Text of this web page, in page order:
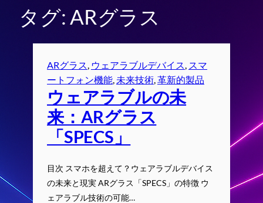
タグ:ARグラス
ARグラス ウェアラブルデバイス スマ
ートフォン機能 未来技術 革新的製品
ウェアラブルの未
来：ARグラス
「SPECS」
目次 スマホを超えて？ウェアラブルデバイス
の未来と現実 ARグラス「SPECS」の特徴 ウ
ェアラブル技術の可能…